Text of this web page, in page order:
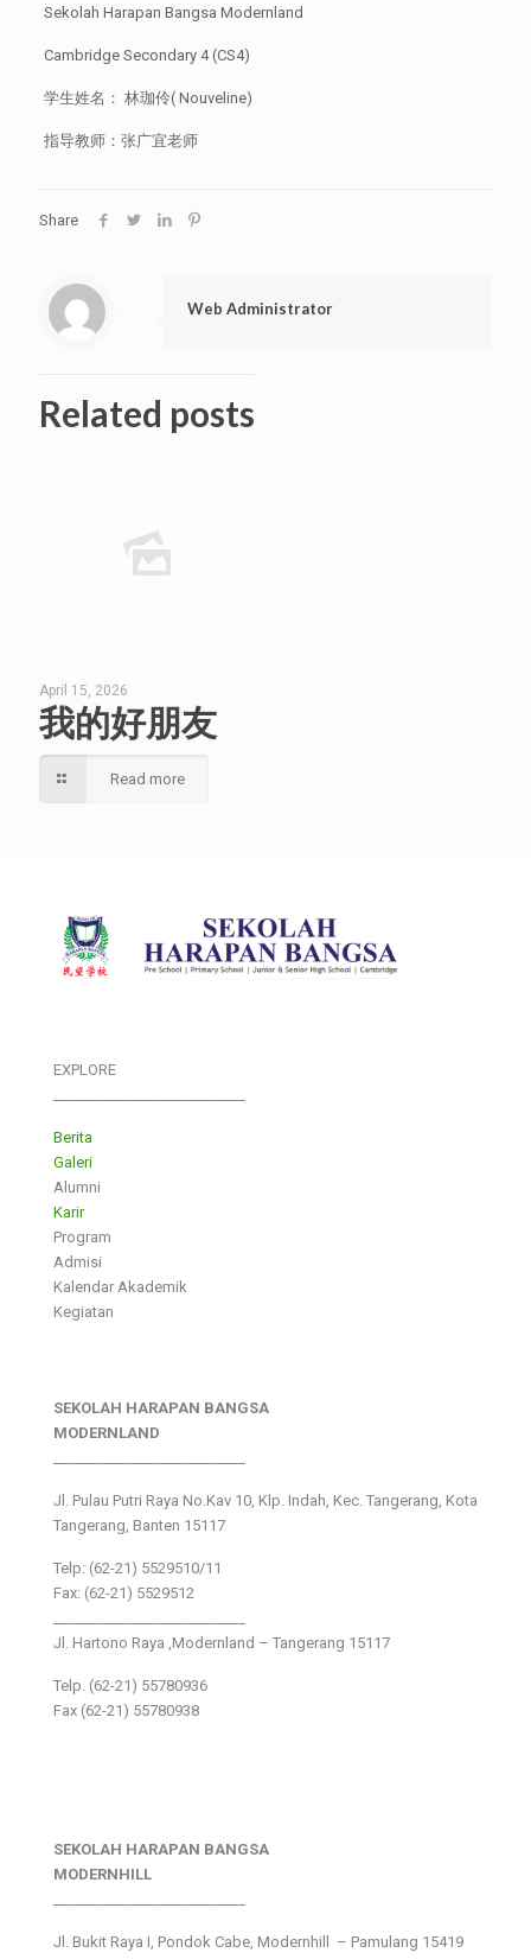
Sekolah Harapan Bangsa Modernland
Cambridge Secondary 4 (CS4)
学生姓名： 林珈伶( Nouveline)
指导教师：张广宜老师
Share
Web Administrator
Related posts
April 15, 2026
我的好朋友
Read more
EXPLORE
Berita
Galeri
Alumni
Karir
Program
Admisi
Kalendar Akademik
Kegiatan
SEKOLAH HARAPAN BANGSA
MODERNLAND
Jl. Pulau Putri Raya No.Kav 10, Klp. Indah, Kec. Tangerang, Kota
Tangerang, Banten 15117
Telp: (62-21) 5529510/11
Fax: (62-21) 5529512
Jl. Hartono Raya ,Modernland – Tangerang 15117
Telp. (62-21) 55780936
Fax (62-21) 55780938
SEKOLAH HARAPAN BANGSA
MODERNHILL
Jl. Bukit Raya I, Pondok Cabe, Modernhill – Pamulang 15419